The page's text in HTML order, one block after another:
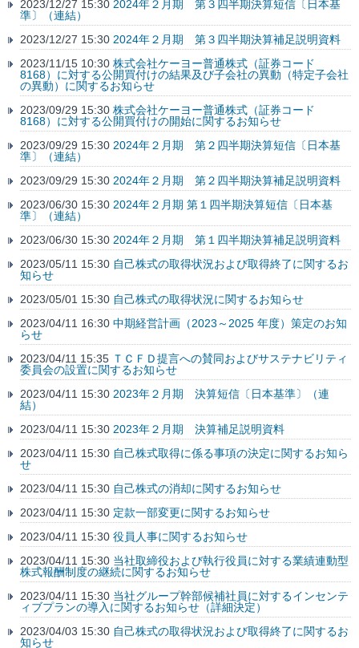
2023/12/27 15:30 2024年２月期 第３四半期決算短信〔日本基
準〕（連結）
2023/12/27 15:30 2024年２月期 第３四半期決算補足説明資料
2023/11/15 10:30 株式会社ケーヨー普通株式（証券コード
8168）に対する公開買付けの結果及び子会社の異動（特定子会社
の異動）に関するお知らせ
2023/09/29 15:30 株式会社ケーヨー普通株式（証券コード
8168）に対する公開買付けの開始に関するお知らせ
2023/09/29 15:30 2024年２月期 第２四半期決算短信〔日本基
準〕（連結）
2023/09/29 15:30 2024年２月期 第２四半期決算補足説明資料
2023/06/30 15:30 2024年２月期 第１四半期決算短信〔日本基
準〕（連結）
2023/06/30 15:30 2024年２月期 第１四半期決算補足説明資料
2023/05/11 15:30 自己株式の取得状況および取得終了に関するお
知らせ
2023/05/01 15:30 自己株式の取得状況に関するお知らせ
2023/04/11 16:30 中期経営計画（2023～2025 年度）策定のお知
らせ
2023/04/11 15:35 ＴＣＦＤ提言への賛同およびサステナビリティ
委員会の設置に関するお知らせ
2023/04/11 15:30 2023年２月期 決算短信〔日本基準〕（連
結）
2023/04/11 15:30 2023年２月期 決算補足説明資料
2023/04/11 15:30 自己株式取得に係る事項の決定に関するお知ら
せ
2023/04/11 15:30 自己株式の消却に関するお知らせ
2023/04/11 15:30 定款一部変更に関するお知らせ
2023/04/11 15:30 役員人事に関するお知らせ
2023/04/11 15:30 当社取締役および執行役員に対する業績連動型
株式報酬制度の継続に関するお知らせ
2023/04/11 15:30 当社グループ幹部候補社員に対するインセンテ
ィブプランの導入に関するお知らせ（詳細決定）
2023/04/03 15:30 自己株式の取得状況および取得終了に関するお
知らせ